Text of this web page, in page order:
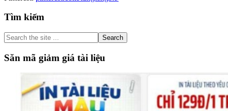
Primary
Sidebar
Tìm kiếm
Search
the
site
...
Săn mã giảm giá tài liệu